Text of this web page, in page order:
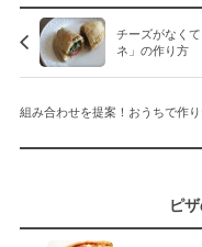
チーズがなく
ネ」の作り方
組み合わせを提案！おうちで作
ピ